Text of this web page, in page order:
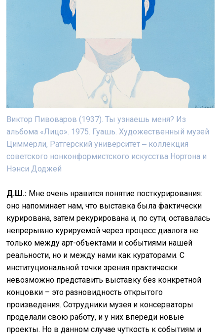
Виктор Пивоваров (1937). Ты узнаешь меня? Из
альбома «Лицо». 1975. Гуашь. Художественный музей
Циммерли, Ратгерский университет ‒ коллекция
советского нонконформистского искусства Нортона и
Нэнси Доджей
Д.Ш.: Мне очень нравится понятие посткурирования:
оно напоминает нам, что выставка была фактически
курирована, затем рекурирована и, по сути, оставалась
непрерывно курируемой через процесс диалога не
только между арт-объектами и событиями нашей
реальности, но и между нами как кураторами. С
институциональной точки зрения практически
невозможно представить выставку без конкретной
концовки – это разновидность открытого
произведения. Сотрудники музея и консерваторы
проделали свою работу, и у них впереди новые
проекты. Но в данном случае чуткость к событиям и